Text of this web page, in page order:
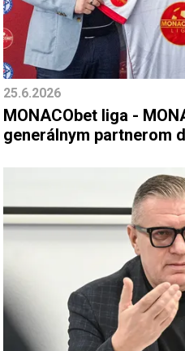
25.6.2026
MONACObet liga -
generálnym partnerom